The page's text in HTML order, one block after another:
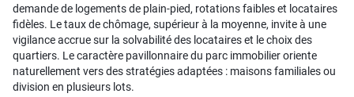
demande de logements de plain-pied, rotations faibles et locataires
fidèles. Le taux de chômage, supérieur à la moyenne, invite à une
vigilance accrue sur la solvabilité des locataires et le choix des
quartiers. Le caractère pavillonnaire du parc immobilier oriente
naturellement vers des stratégies adaptées : maisons familiales ou
division en plusieurs lots.